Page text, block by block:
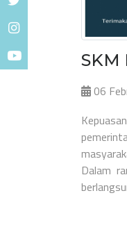
SKM
06
Dalam